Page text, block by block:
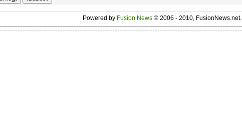
Powered by Fusion News © 2006 - 2010, FusionNews.net.